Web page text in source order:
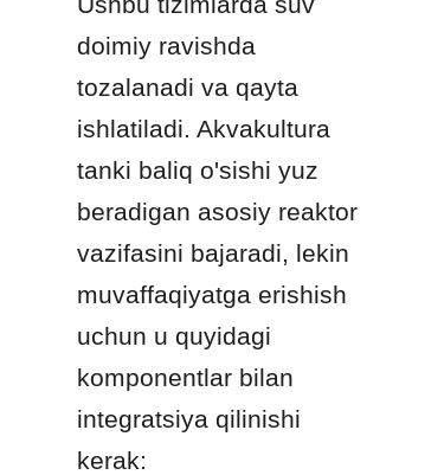
doimiy ravishda
tozalanadi va qayta
ishlatiladi. Akvakultura
tanki baliq o'sishi yuz
beradigan asosiy reaktor
vazifasini bajaradi, lekin
muvaffaqiyatga erishish
uchun u quyidagi
komponentlar bilan
integratsiya qilinishi
kerak: